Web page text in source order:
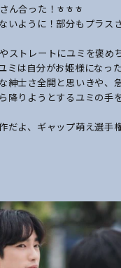
ん合った！ㅎㅎㅎ
いように！部分もプラス
ストレートにユミを褒め
ミは自分がお姫様になっ
紳士さ全開と思いきや、
降りようとするユミの手
だよ、ギャップ萌え選手